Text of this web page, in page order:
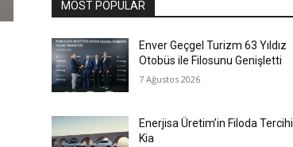
MOST POPULAR
Enver Geçgel Turizm 63 Yıldız
Otobüs ile Filosunu Genişletti
7 Ağustos 2026
Enerjisa Üretim’in Filoda Tercihi
Kia